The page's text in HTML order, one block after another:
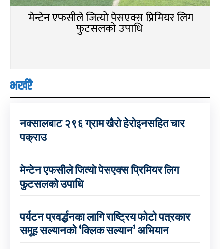
मेन्टेन एफसीले जित्यो पेसएक्स प्रिमियर लिग
फुटसलको उपाधि
भर्खरै
नक्सालबाट २९६ ग्राम खैरो हेरोइनसहित चार
पक्राउ
मेन्टेन एफसीले जित्यो पेसएक्स प्रिमियर लिग
फुटसलको उपाधि
पर्यटन प्रवर्द्धनका लागि राष्ट्रिय फोटो पत्रकार
समूह सल्यानको ‘क्लिक सल्यान’ अभियान